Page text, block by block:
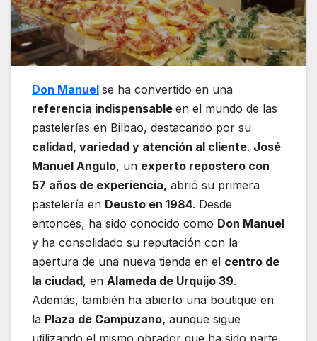
Don Manuel se ha convertido en una
referencia indispensable en el mundo de las
pastelerías en Bilbao, destacando por su
calidad, variedad y atención al cliente. José
Manuel Angulo, un experto repostero con
57 años de experiencia, abrió su primera
pastelería en Deusto en 1984. Desde
entonces, ha sido conocido como Don Manuel
y ha consolidado su reputación con la
apertura de una nueva tienda en el centro de
la ciudad, en Alameda de Urquijo 39.
Además, también ha abierto una boutique en
la Plaza de Campuzano, aunque sigue